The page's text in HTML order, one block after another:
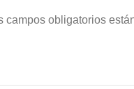
campos obligatorios